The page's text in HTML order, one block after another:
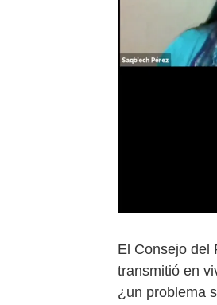
El Consejo del
transmitió en
¿un problema